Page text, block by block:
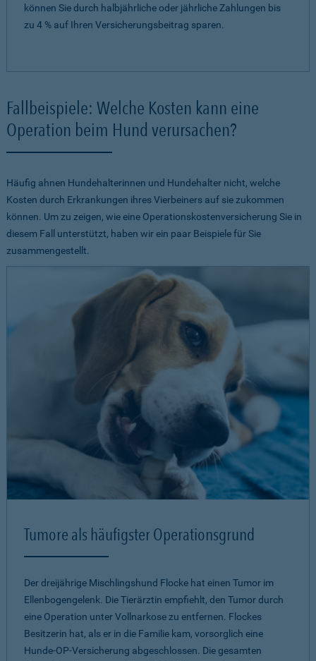
können Sie durch halbjährliche oder jährliche Zahlungen bis
zu 4 % auf Ihren Versicherungsbeitrag sparen.
Fallbeispiele: Welche Kosten kann eine
Operation beim Hund verursachen?
Häufig ahnen Hundehalterinnen und Hundehalter nicht, welche
Kosten durch Erkrankungen ihres Vierbeiners auf sie zukommen
können. Um zu zeigen, wie eine Operationskostenversicherung Sie in
diesem Fall unterstützt, haben wir ein paar Beispiele für Sie
zusammengestellt.
Tumore als häufigster Operationsgrund
Der dreijährige Mischlingshund Flocke hat einen Tumor im
Ellenbogengelenk. Die Tierärztin empfiehlt, den Tumor durch
eine Operation unter Vollnarkose zu entfernen. Flockes
Besitzerin hat, als er in die Familie kam, vorsorglich eine
Hunde-OP-Versicherung abgeschlossen. Die gesamten